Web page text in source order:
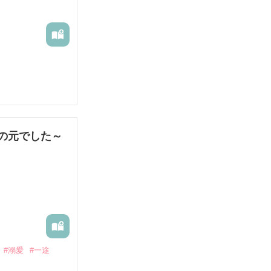
元でした～
#溺愛 #一途